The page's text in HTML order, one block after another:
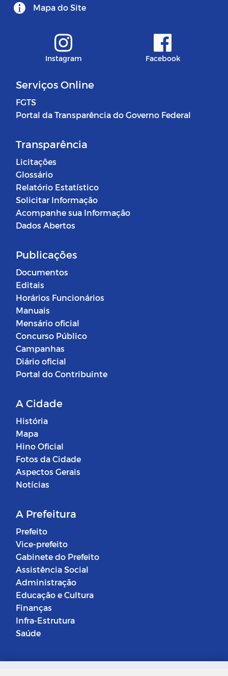
Mapa do Site
Instagram Facebook
Serviços Online
FGTS
Portal da Transparência do Governo Federal
Transparência
Licitações
Glossário
Relatório Estatístico
Solicitar Informação
Acompanhe sua Informação
Dados Abertos
Publicações
Documentos
Editais
Horários Funcionários
Manuais
Mensário oficial
Concurso Público
Campanhas
Diário oficial
Portal do Contribuinte
A Cidade
História
Mapa
Hino Oficial
Fotos da Cidade
Aspectos Gerais
Notícias
A Prefeitura
Prefeito
Vice-prefeito
Gabinete do Prefeito
Assistência Social
Administração
Educação e Cultura
Finanças
Infra-Estrutura
Saúde